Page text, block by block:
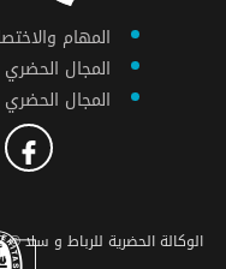
المهام
المجال الحضري
المجال
الوكالة الحضرية للرباط و سلا © 2018 |